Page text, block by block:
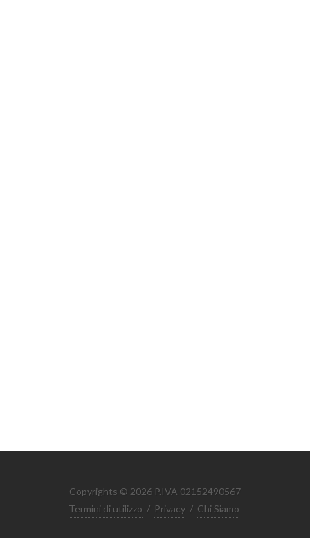
Copyrights © 2026 P.IVA 02152490567
Termini di utilizzo / Privacy / Chi Siamo